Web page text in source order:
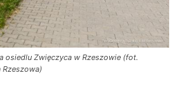
osiedlu Zwięczyca w Rzeszowie (fot.
Rzeszowa)